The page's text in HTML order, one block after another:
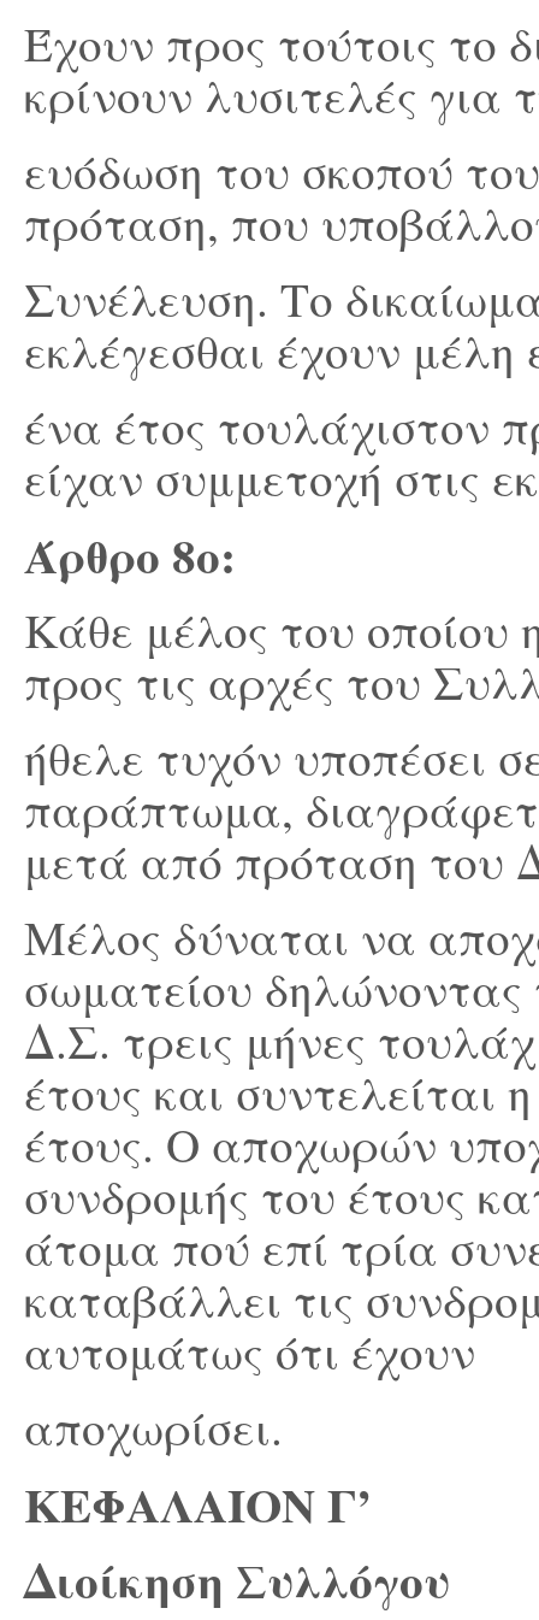
Έχουν προς τούτοις το
κρίνουν λυσιτελές για
ευόδωση του σκοπού
πρόταση, που
Συνέλευση. Το
εκλέγεσθαι έχουν
ένα έτος τουλάχιστον
είχαν συμμετοχή στις
Άρθρο 8ο:
Κάθε μέλος του οποίου
προς τις αρχές του
ήθελε τυχόν υποπέσει
παράπτωμα,
μετά από πρόταση του
Μέλος δύναται να
σωματείου
Δ.Σ. τρεις μήνες
έτους και
έτους. Ο αποχωρών
συνδρομής του έτους
άτομα πού επί τρία
καταβάλλει τις
αυτομάτως ότι έχουν
αποχωρίσει.
ΚΕΦΑΛΑΙΟΝ Γ’
Διοίκηση Συλλόγου